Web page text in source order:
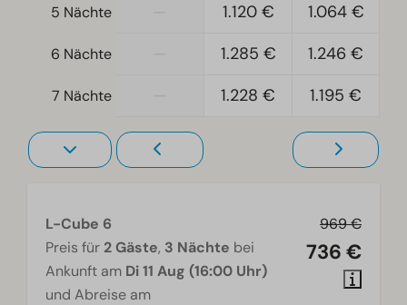
5 Nächte 1.120 € 1.064 €
6 Nächte 1.285 € 1.246 €
7 Nächte 1.228 € 1.195 €
969 €
736 €
L-Cube 6
Preis für 2 Gäste, 3 Nächte bei
Ankunft am Di 11 Aug (16:00 Uhr)
und Abreise am